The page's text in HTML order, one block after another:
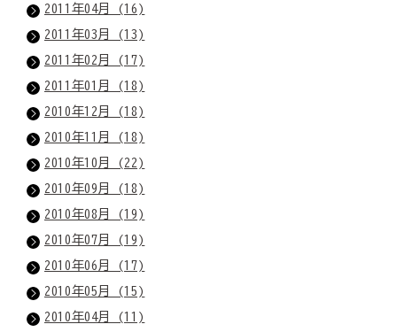
2011年04月 (16)
2011年03月 (13)
2011年02月 (17)
2011年01月 (18)
2010年12月 (18)
2010年11月 (18)
2010年10月 (22)
2010年09月 (18)
2010年08月 (19)
2010年07月 (19)
2010年06月 (17)
2010年05月 (15)
2010年04月 (11)